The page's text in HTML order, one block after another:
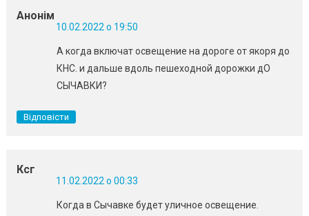
Анонім
10.02.2022 о 19:50
А когда включат освещение на дороге от якоря до
КНС. и дальше вдоль пешеходной дорожки дО
СЫЧАВКИ?
Відповісти
Ксг
11.02.2022 о 00:33
Когда в Сычавке будет уличное освещение.